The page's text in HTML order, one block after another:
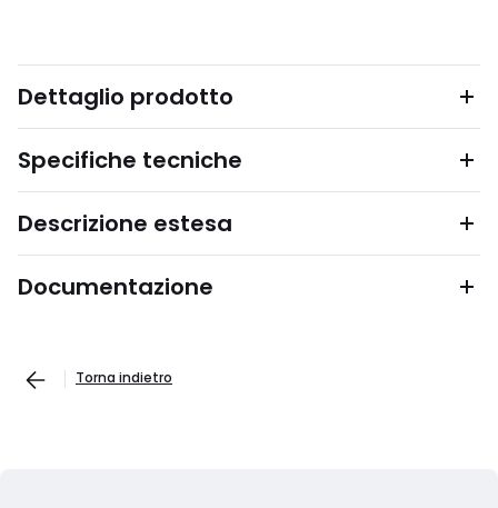
Dettaglio prodotto
Specifiche tecniche
Descrizione estesa
Documentazione
Torna indietro